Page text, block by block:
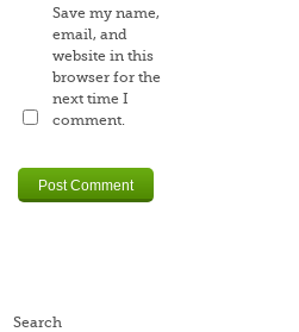
Save my name,
email, and
website in this
browser for the
next time I
comment.
Search